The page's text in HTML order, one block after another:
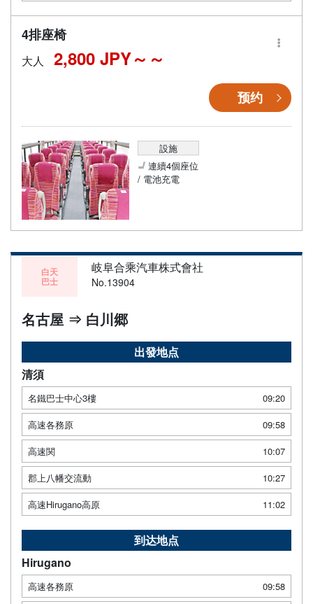
4排座椅
大人 2,800 JPY～
预约
設施
連續4個座位
/ 電池充電
白天
巴士
岐阜合乘汽車株式會社
No.13904
名古屋 ⇒ 白川郷
出發地点
清須
名鐵巴士中心3樓
09:20
高速各務原
09:58
高速関
10:07
郡上八幡交流動
10:27
高速Hirugano高原
11:02
到达地点
Hirugano
高速各務原
09:58